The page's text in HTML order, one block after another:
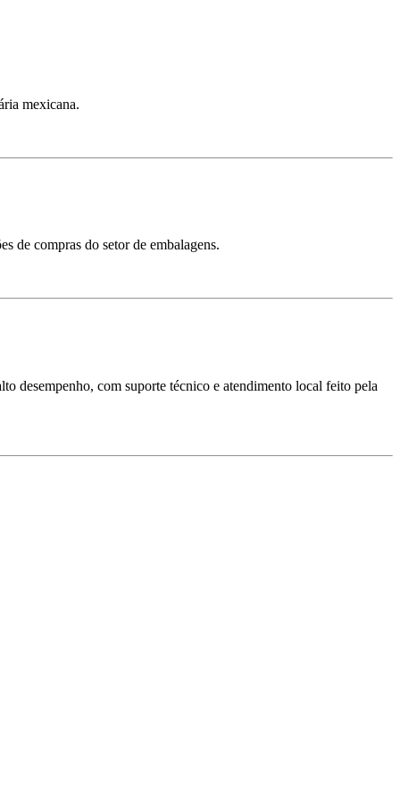
mexicana.
de compras do setor de embalagens.
desempenho, com suporte técnico e atendimento local feito pela